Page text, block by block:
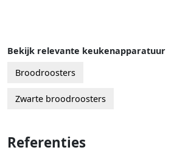
Bekijk relevante keukenapparatuur
Broodroosters
Zwarte broodroosters
Referenties